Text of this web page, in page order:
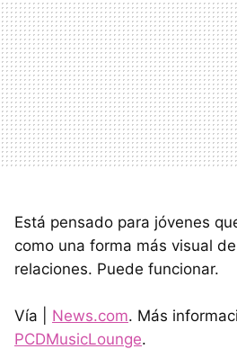
Está pensado para jóvenes
como una forma más visual
relaciones. Puede funcionar.
Vía | News.com. Más
PCDMusicLounge.